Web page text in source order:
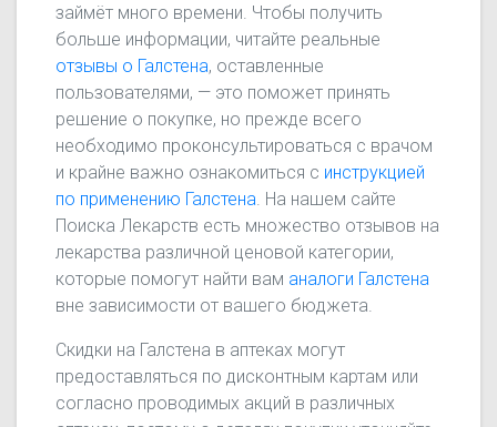
займёт много времени. Чтобы получить
больше информации, читайте реальные
отзывы о Галстена, оставленные
пользователями, — это поможет принять
решение о покупке, но прежде всего
необходимо проконсультироваться с врачом
и крайне важно ознакомиться с инструкцией
по применению Галстена . На нашем сайте
Поиска Лекарств есть множество отзывов на
лекарства различной ценовой категории,
которые помогут найти вам аналоги Галстена
вне зависимости от вашего бюджета.
Скидки на Галстена в аптеках могут
предоставляться по дисконтным картам или
согласно проводимых акций в различных